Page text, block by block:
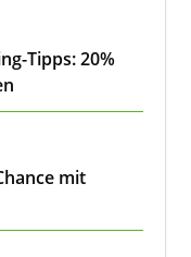
Tipps: 20%
mit